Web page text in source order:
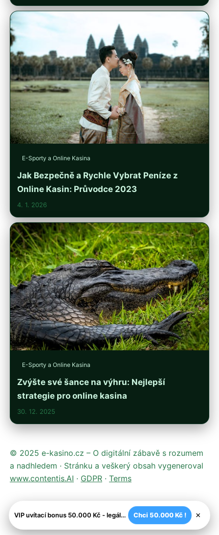
E-Sporty a Online Kasina
Jak Bezpečně a Rychle Vybrat Peníze z
Online Kasin: Průvodce 2023
4. 1. 2026
E-Sporty a Online Kasina
Zvýšte své šance na výhru: Nejlepší
strategie pro online kasina
30. 12. 2025
© 2025 e-kasino.cz – O digitální zábavě s rozumem
a nadhledem · Stránku a veškerý obsah vygeneroval
www.contentis.AI · GDPR · Terms
VIP uvítací bonus 50.000 Kč - legální české kasíno Chci 50.000 Kč ! ×